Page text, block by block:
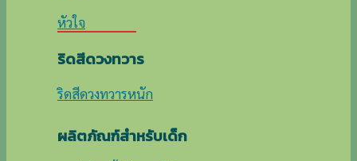
หัวใจ
ริดสีดวงทวาร
ริดสีดวงทวารหนัก
ผลิตภัณฑ์สำหรับเด็ก